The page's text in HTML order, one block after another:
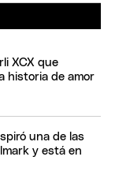
XCX que
historia de amor
una de las
y está en